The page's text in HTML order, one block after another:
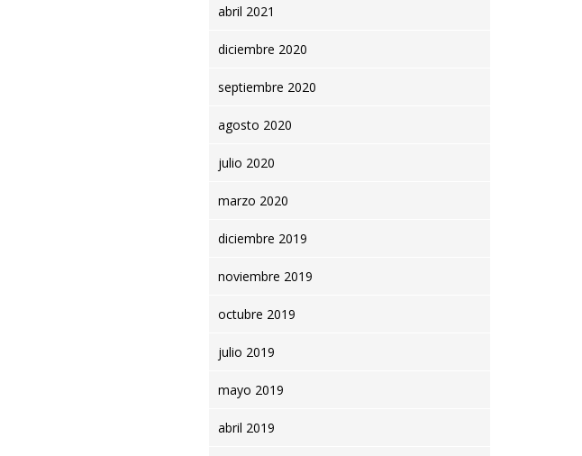
Find out more →
abril 2021
diciembre 2020
septiembre 2020
agosto 2020
julio 2020
marzo 2020
diciembre 2019
noviembre 2019
octubre 2019
julio 2019
mayo 2019
abril 2019